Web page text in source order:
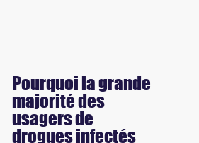
Pourquoi la grande
majorité des
usagers de
drogues infectés